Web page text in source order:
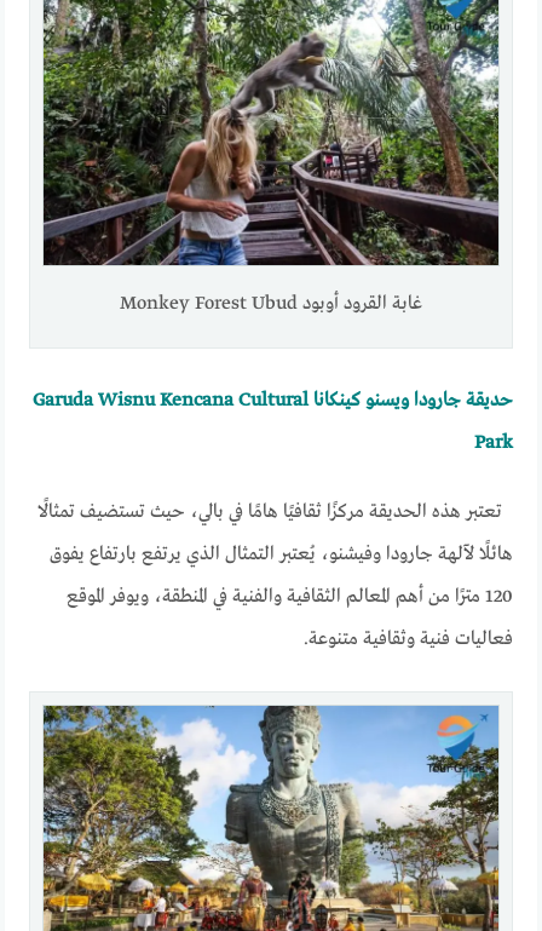
غابة القرود أوبود Monkey Forest Ubud
حديقة جارودا ويسنو كينكانا Garuda Wisnu Kencana Cultural
Park
تعتبر هذه الحديقة مركزًا ثقافيًا هامًا في بالي، حيث تستضيف تمثالًا
هائلًا لآلهة جارودا وفيشنو، يُعتبر التمثال الذي يرتفع بارتفاع يفوق
120 مترًا من أهم المعالم الثقافية والفنية في المنطقة، ويوفر الموقع
فعاليات فنية وثقافية متنوعة.